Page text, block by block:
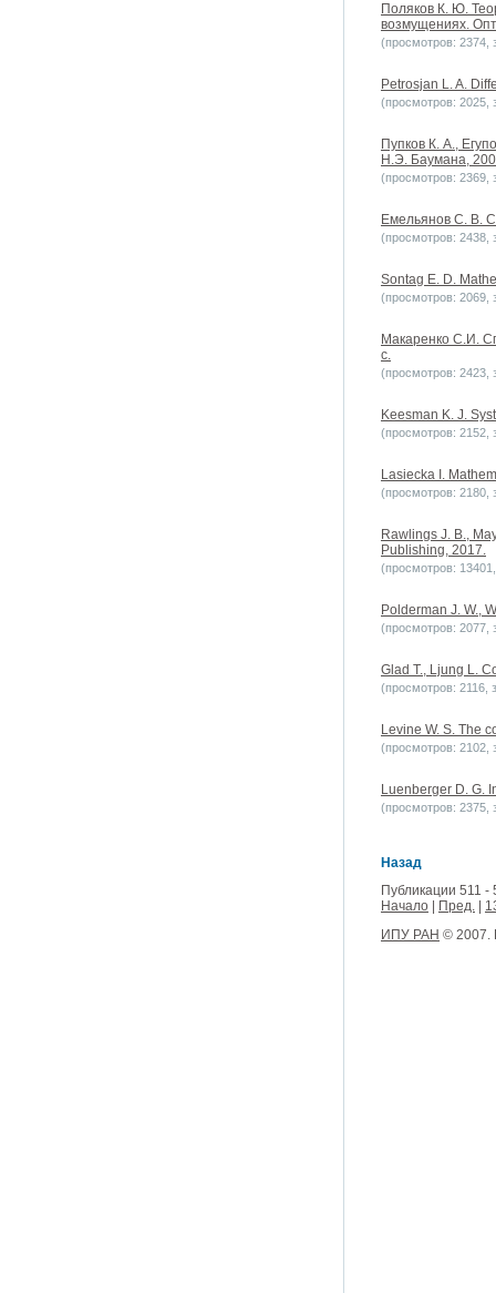
Поляков К. Ю.
возмущениях.
(просмотров: 2374,
Petrosjan L. A.
(просмотров: 2025,
Пупков К. А.,
Н.Э. Баумана,
(просмотров: 2369,
Емельянов С. В.
(просмотров: 2438,
Sontag E. D.
(просмотров: 2069,
Макаренко С.И.
с.
(просмотров: 2423,
Keesman K. J.
(просмотров: 2152,
Lasiecka I.
(просмотров: 2180,
Rawlings J. B.,
Publishing, 2017.
(просмотров:
Polderman J. W.,
(просмотров: 2077,
Glad T., Ljung L.
(просмотров: 2116,
Levine W. S. The
(просмотров: 2102,
Luenberger D. G.
(просмотров: 2375,
Назад
Публикации 511 -
Начало
Пред.
ИПУ РАН © 2007.